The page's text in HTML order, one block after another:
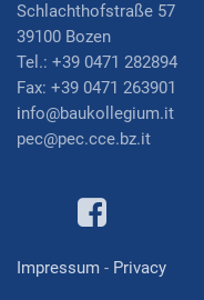
Schlachthofstraße 57
39100 Bozen
Tel.: +39 0471 282894
Fax: +39 0471 263901
info@baukollegium.it
pec@pec.cce.bz.it
Impressum - Privacy